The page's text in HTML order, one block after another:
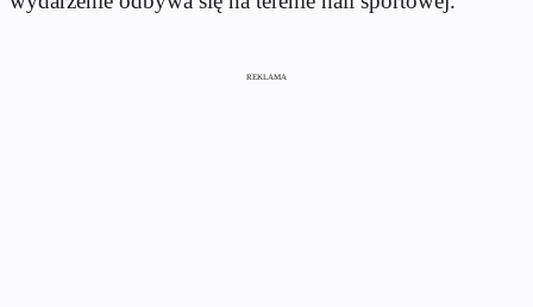
REKLAMA